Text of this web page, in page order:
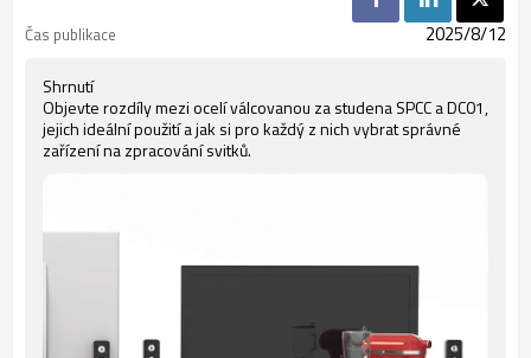
Čas publikace
2025/8/12
Shrnutí
Objevte rozdíly mezi ocelí válcovanou za studena SPCC a DC01,
jejich ideální použití a jak si pro každý z nich vybrat správné
zařízení na zpracování svitků.